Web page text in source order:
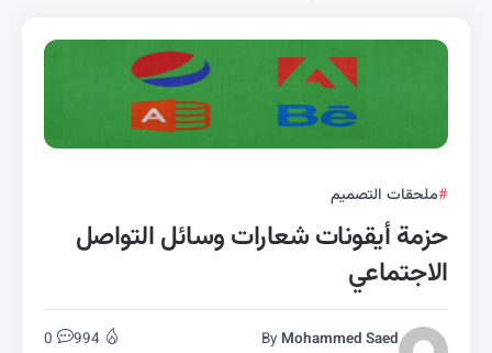
ملحقات التصميم
حزمة أيقونات شعارات وسائل التواصل
الاجتماعي
By Mohammed Saed
994
0